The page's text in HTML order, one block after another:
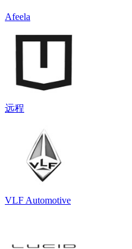
Afeela
远程
VLF Automotive